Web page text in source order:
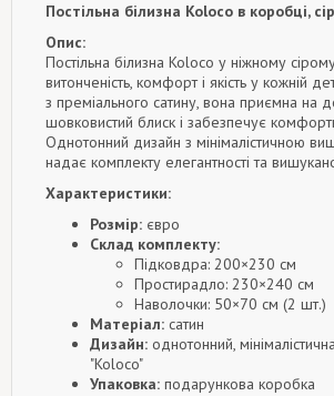
Постільна білизна Koloco в коробці,
Опис:
Постільна білизна Koloco у ніжному
витонченість, комфорт і якість у кожній
з преміального сатину, вона приємна на
шовковистий блиск і забезпечує
Однотонний дизайн з мінімалістичною
надає комплекту елегантності та
Характеристики:
Розмір: євро
Склад комплекту:
Підковдра: 200×230 см
Простирадло: 230×240 см
Наволочки: 50×70 см (2 шт.)
Матеріал: сатин
Дизайн: однотонний,
"Koloco"
Упаковка: подарункова коробка